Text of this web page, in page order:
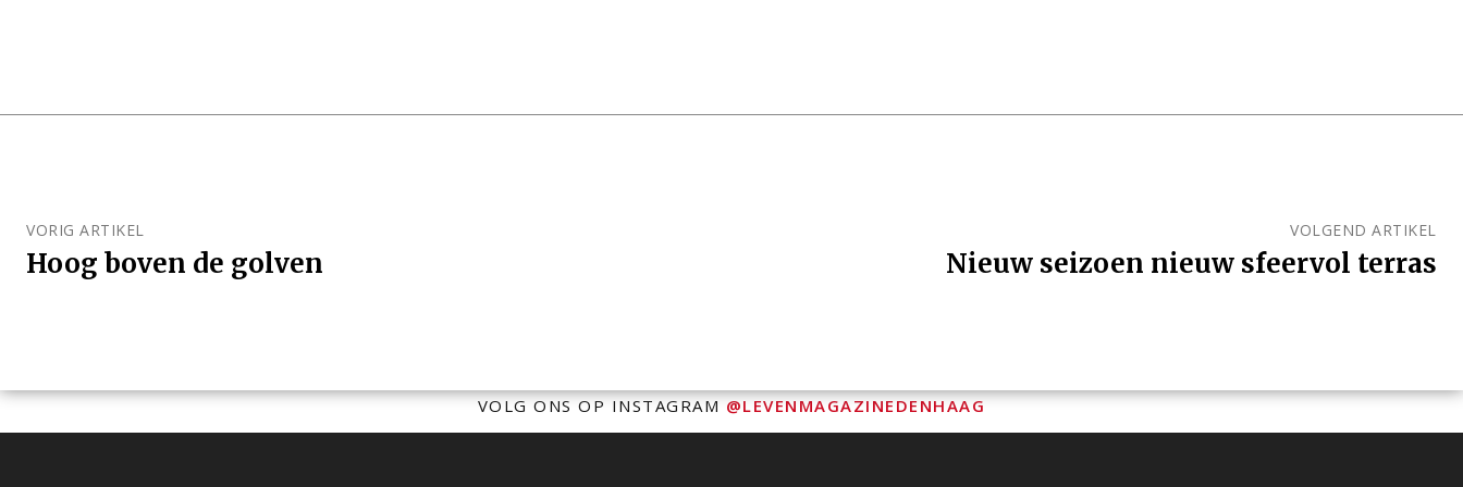
VORIG ARTIKEL
Hoog boven de golven
VOLGEND ARTIKEL
Nieuw seizoen nieuw sfeervol terras
VOLG ONS OP INSTAGRAM@LEVENMAGAZINEDENHAAG